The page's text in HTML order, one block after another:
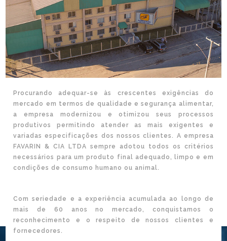
Procurando adequar-se às crescentes exigências do
mercado em termos de qualidade e segurança alimentar,
a empresa modernizou e otimizou seus processos
produtivos permitindo atender as mais exigentes e
variadas especificações dos nossos clientes. A empresa
FAVARIN & CIA LTDA sempre adotou todos os critérios
necessários para um produto final adequado, limpo e em
condições de consumo humano ou animal.
Com seriedade e a experiência acumulada ao longo de
mais de 60 anos no mercado, conquistamos o
reconhecimento e o respeito de nossos clientes e
fornecedores.